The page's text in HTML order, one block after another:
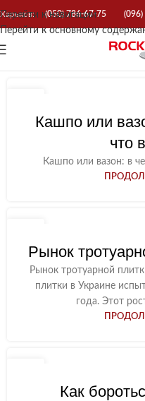
Перейти к навигации
Перейти к основному
Харьков: (050) 786-67-75
Кашпо или
что
Кашпо или вазон: в
Рынок
Рынок тротуарной
плитки в Украине
года. Этот
Как